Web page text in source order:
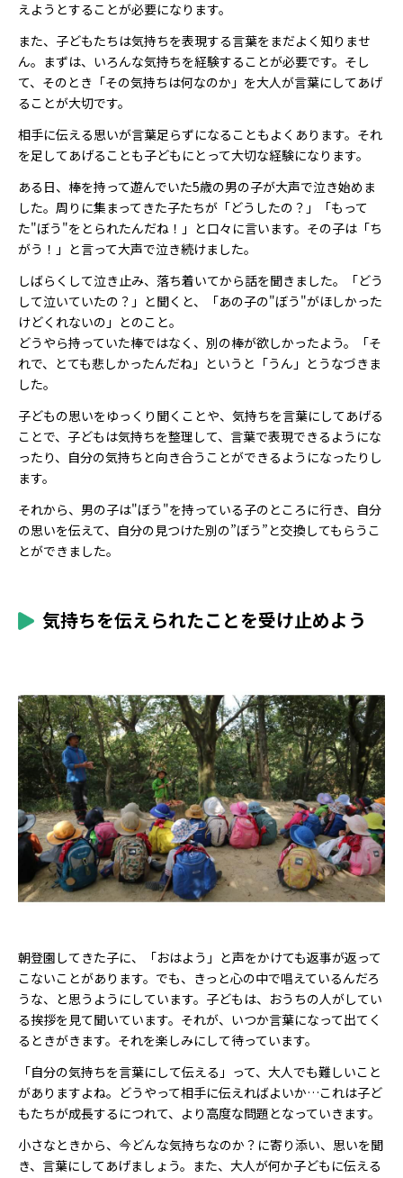
えようとすることが必要になります。
また、子どもたちは気持ちを表現する言葉をまだよく知りませ
ん。まずは、いろんな気持ちを経験することが必要です。そし
て、そのとき「その気持ちは何なのか」を大人が言葉にしてあげ
ることが大切です。
相手に伝える思いが言葉足らずになることもよくあります。それ
を足してあげることも子どもにとって大切な経験になります。
ある日、棒を持って遊んでいた5歳の男の子が大声で泣き始めま
した。周りに集まってきた子たちが「どうしたの？」「もって
た"ぼう"をとられたんだね！」と口々に言います。その子は「ち
がう！」と言って大声で泣き続けました。
しばらくして泣き止み、落ち着いてから話を聞きました。「どう
して泣いていたの？」と聞くと、「あの子の"ぼう"がほしかった
けどくれないの」とのこと。
どうやら持っていた棒ではなく、別の棒が欲しかったよう。「そ
れで、とても悲しかったんだね」というと「うん」とうなづきま
した。
子どもの思いをゆっくり聞くことや、気持ちを言葉にしてあげる
ことで、子どもは気持ちを整理して、言葉で表現できるようにな
ったり、自分の気持ちと向き合うことができるようになったりし
ます。
それから、男の子は"ぼう"を持っている子のところに行き、自分
の思いを伝えて、自分の見つけた別の”ぼう”と交換してもらうこ
とができました。
気持ちを伝えられたことを受け止めよう
朝登園してきた子に、「おはよう」と声をかけても返事が返って
こないことがあります。でも、きっと心の中で唱えているんだろ
うな、と思うようにしています。子どもは、おうちの人がしてい
る挨拶を見て聞いています。それが、いつか言葉になって出てく
るときがきます。それを楽しみにして待っています。
「自分の気持ちを言葉にして伝える」って、大人でも難しいこと
がありますよね。どうやって相手に伝えればよいか…これは子ど
もたちが成長するにつれて、より高度な問題となっていきます。
小さなときから、今どんな気持ちなのか？に寄り添い、思いを聞
き、言葉にしてあげましょう。また、大人が何か子どもに伝える